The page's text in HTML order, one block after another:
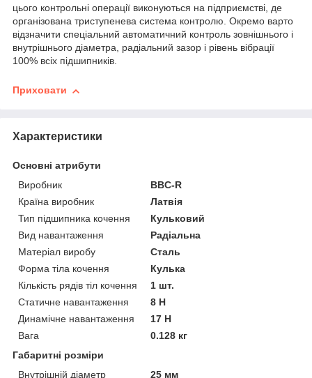
цього контрольні операції виконуються на підприємстві, де
організована триступенева система контролю. Окремо варто
відзначити спеціальний автоматичний контроль зовнішнього і
внутрішнього діаметра, радіальний зазор і рівень вібрації
100% всіх підшипників.
Приховати
Характеристики
Основні атрибути
Виробник
BBC-R
Країна виробник
Латвія
Тип підшипника кочення
Кульковий
Вид навантаження
Радіальна
Матеріал виробу
Сталь
Форма тіла кочення
Кулька
Кількість рядів тіл кочення
1 шт.
Статичне навантаження
8 Н
Динамічне навантаження
17 Н
Вага
0.128 кг
Габаритні розміри
Внутрішній діаметр
25 мм